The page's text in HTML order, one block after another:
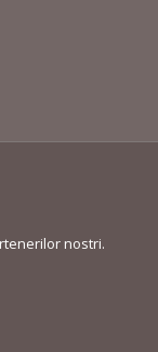
nostri.